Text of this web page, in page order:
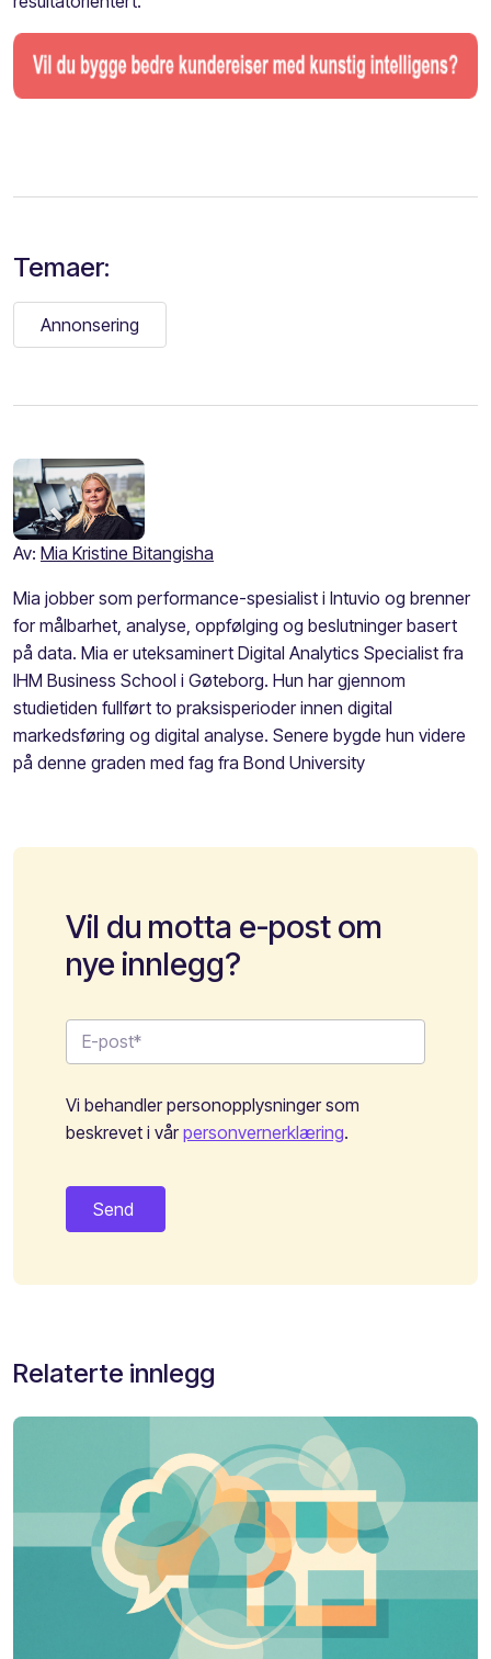
Temaer:
Annonsering
Av: Mia Kristine Bitangisha
Mia jobber som performance-spesialist i Intuvio og brenner
for målbarhet, analyse, oppfølging og beslutninger basert
på data. Mia er uteksaminert Digital Analytics Specialist fra
IHM Business School i Gøteborg. Hun har gjennom
studietiden fullført to praksisperioder innen digital
markedsføring og digital analyse. Senere bygde hun videre
på denne graden med fag fra Bond University
Vil du motta e-post om
nye innlegg?
Vi behandler personopplysninger som
beskrevet i vårpersonvernerklæring.
Relaterte innlegg